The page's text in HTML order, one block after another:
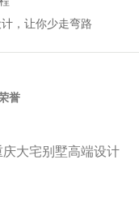
，让你少走弯路
誉
大宅别墅高端设计